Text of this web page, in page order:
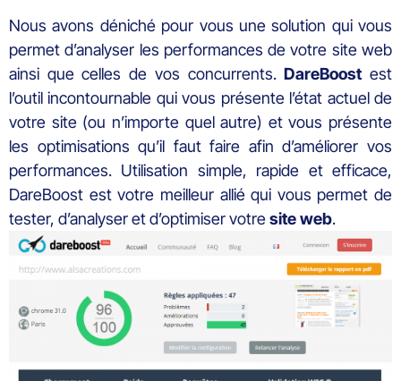
Nous avons déniché pour vous une solution qui vous
permet d’analyser les performances de votre site web
ainsi que celles de vos concurrents.DareBoost est
l’outil incontournable qui vous présente l’état actuel de
votre site (ou n’importe quel autre) et vous présente
les optimisations qu’il faut faire afin d’améliorer vos
performances. Utilisation simple, rapide et efficace,
DareBoost est votre meilleur allié qui vous permet de
tester, d’analyser et d’optimiser votresiteweb.